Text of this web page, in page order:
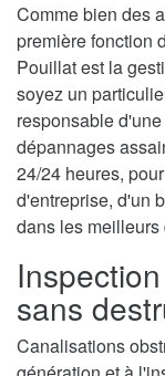
Comme bien des
première fonction
Pouillat est la
soyez un
responsable
dépannages
24/24 heures,
d'entreprise, d'un
dans les meilleurs
sans
Canalisations